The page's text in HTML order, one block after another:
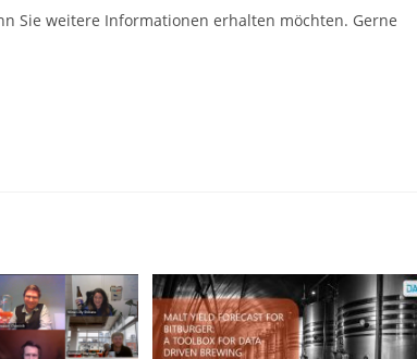
Sie weitere Informationen erhalten möchten. Gerne